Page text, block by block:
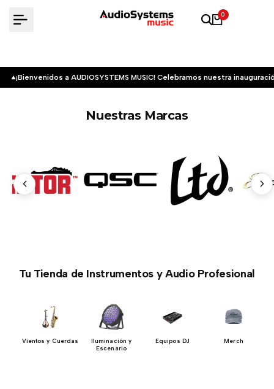
0
¡Bienvenidos a AUDIOSYSTEMS MUSIC! Celebramos nuestra
Nuestras Marcas
Tu Tienda de Instrumentos y Audio Profesional
Vientos y Cuerdas
Iluminación y
Escenario
Equipos DJ Merch